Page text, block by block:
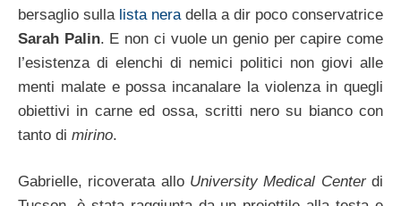
bersaglio sulla lista neradella a dir poco conservatrice
Sarah Palin. E non ci vuole un genio per capire come
l’esistenza di elenchi di nemici politici non giovi alle
menti malate e possa incanalare la violenza in quegli
obiettivi in carne ed ossa, scritti nero su bianco con
tanto di mirino.
Gabrielle, ricoverata allo University Medical Centerdi